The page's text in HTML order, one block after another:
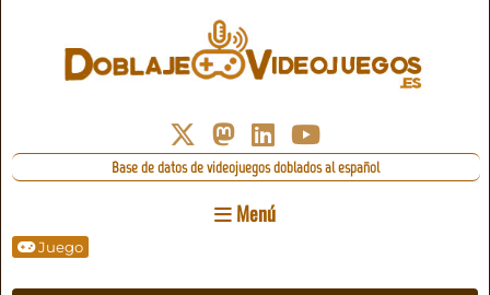
Base de datos de videojuegos doblados al español
Menú
Juego